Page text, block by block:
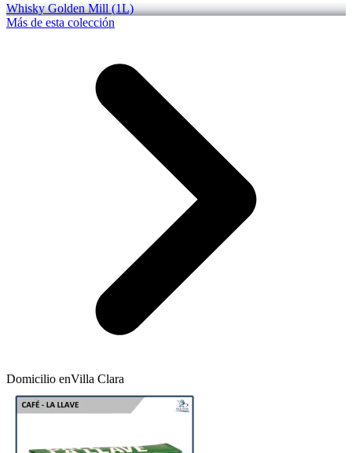
Whisky Golden Mill (1L)
Más de esta colección
Domicilio enVilla Clara